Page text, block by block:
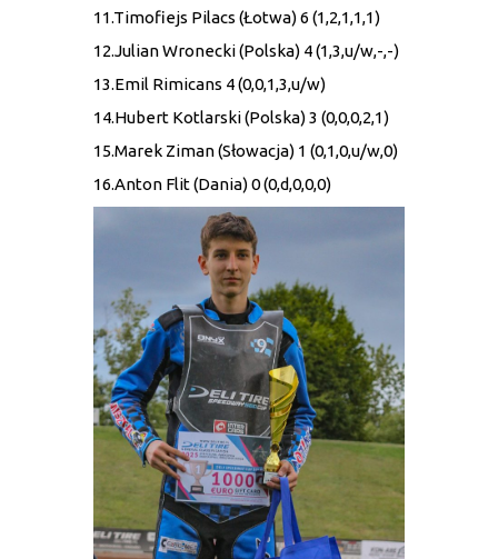
11.Timofiejs Pilacs (Łotwa) 6 (1,2,1,1,1)
12.Julian Wronecki (Polska) 4 (1,3,u/w,-,-)
13.Emil Rimicans 4 (0,0,1,3,u/w)
14.Hubert Kotlarski (Polska) 3 (0,0,0,2,1)
15.Marek Ziman (Słowacja) 1 (0,1,0,u/w,0)
16.Anton Flit (Dania) 0 (0,d,0,0,0)